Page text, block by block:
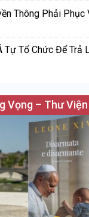
Thông Phải Phục
Tự Tổ Chức Để Trả
Vọng – Thư